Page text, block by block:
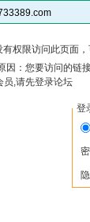
权限访问此页面
因：您要访问的链
员,请先登录论坛
登